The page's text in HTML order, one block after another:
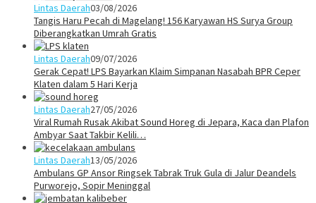
Lintas Daerah03/08/2026
Tangis Haru Pecah di Magelang! 156 Karyawan HS Surya Group
Diberangkatkan Umrah Gratis
Lintas Daerah09/07/2026
Gerak Cepat! LPS Bayarkan Klaim Simpanan Nasabah BPR Ceper
Klaten dalam 5 Hari Kerja
Lintas Daerah27/05/2026
Viral Rumah Rusak Akibat Sound Horeg di Jepara, Kaca dan Plafon
Ambyar Saat Takbir Kelili…
Lintas Daerah13/05/2026
Ambulans GP Ansor Ringsek Tabrak Truk Gula di Jalur Deandels
Purworejo, Sopir Meninggal